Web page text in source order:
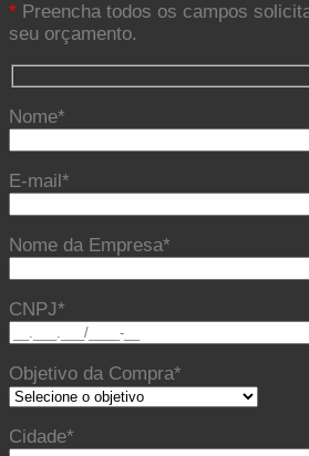
* Preencha todos os campos
seu orçamento.
Nome*
E-mail*
Nome da Empresa*
CNPJ*
Objetivo da Compra*
Cidade*